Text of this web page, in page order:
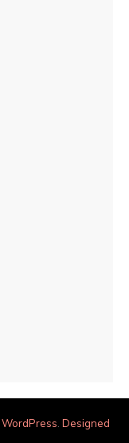
WordPress. Designed